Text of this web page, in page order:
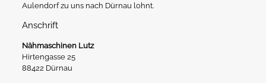
Aulendorf zu uns nach Dürnau lohnt.
Anschrift
Nähmaschinen Lutz
Hirtengasse 25
88422 Dürnau